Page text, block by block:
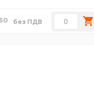
без ПДВ